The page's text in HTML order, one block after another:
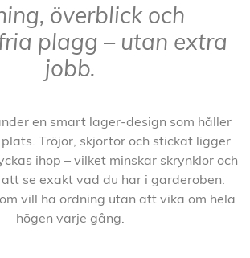
överblick och
plagg – utan extra
jobb.
en smart lager-design som håller
Tröjor, skjortor och stickat ligger
ihop – vilket minskar skrynklor och
se exakt vad du har i garderoben.
vill ha ordning utan att vika om hela
högen varje gång.